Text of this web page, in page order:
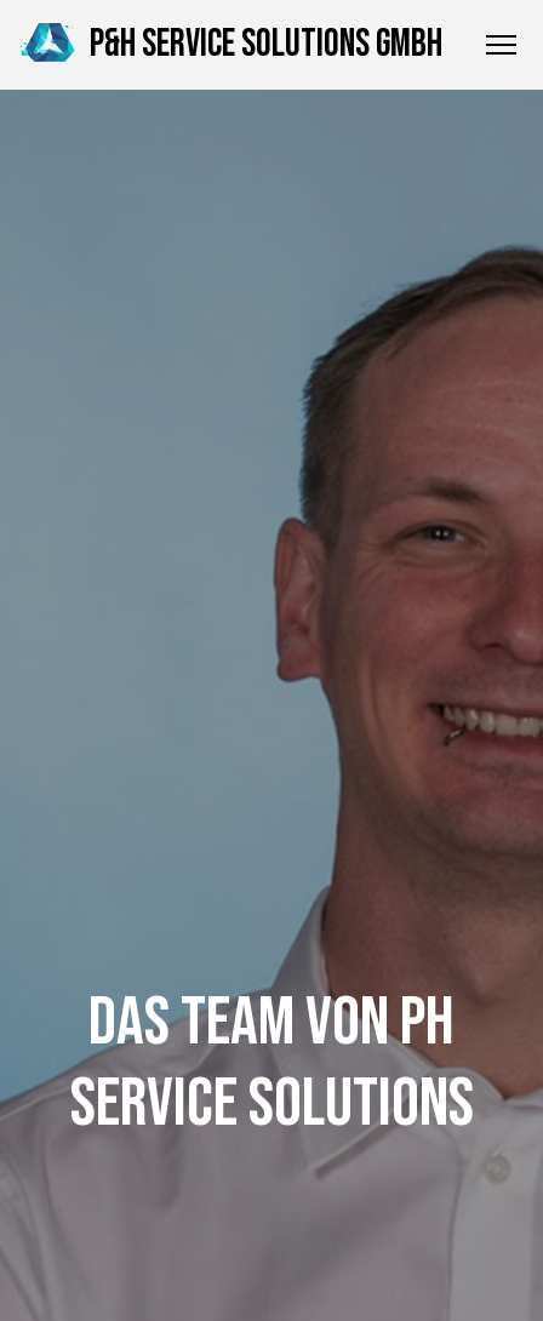
P&H SERVICE SOLUTIONS GMBH
Das Team von PH
Service Solutions